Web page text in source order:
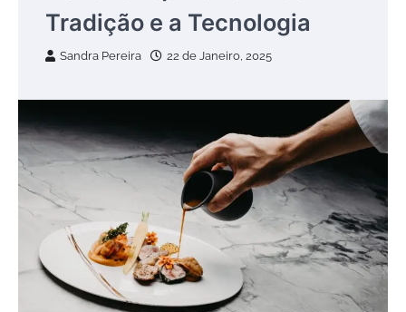
Tradição e a Tecnologia
Sandra Pereira 22 de Janeiro, 2025